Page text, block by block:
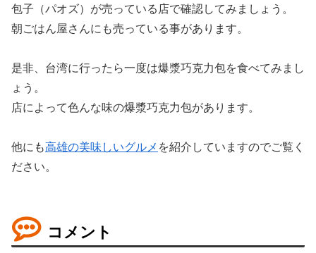
包子（パオズ）が売っている店で確認してみましょう。
朝ごはん屋さんにも売っている事があります。
是非、台湾に行ったら一度は爆漿巧克力包を食べてみまし
ょう。
店によって色んな味の爆漿巧克力包があります。
他にも高雄の美味しいグルメ を紹介していますのでご覧く
ださい。
コメント